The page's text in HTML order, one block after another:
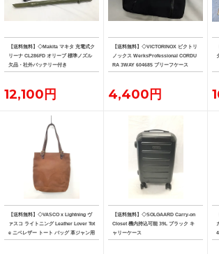
【送料無料】◇Makita マキタ 充電式ク
リーナ CL286FD オリーブ 標準ノズル
欠品・社外バッテリー付き
12,100円
【送料無料】◇VICTORINOX ビクトリ
ノックス WerksProfessional CORDU
RA 3WAY 604685 ブリーフケース
4,400円
【送料無料】◇VASCO x Lightning ヴ
ァスコ ライトニング Leather Lover Tot
e ニベレザー トート バッグ 革ジャン用
トート
【送料無料】◇SOLGAARD Carry-on
Closet 機内持込可能 39L ブラック キ
ャリーケース